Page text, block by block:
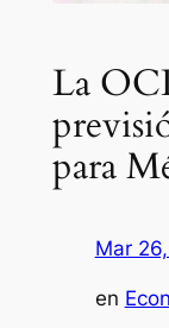
La
para
Mar
en